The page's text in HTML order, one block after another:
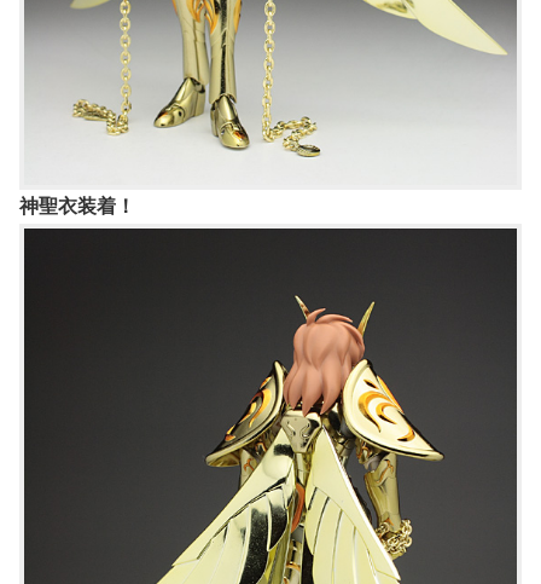
神聖衣装着！